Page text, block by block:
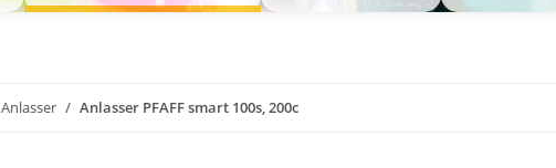
Anlasser Anlasser PFAFF smart 100s, 200c